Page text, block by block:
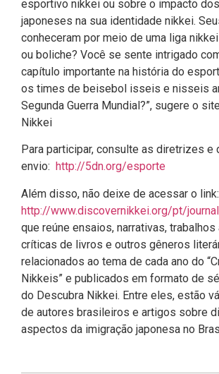
esportivo nikkei ou sobre o impacto
japoneses na sua identidade nikkei.
conheceram por meio de uma liga
ou boliche? Você se sente intrigado
capítulo importante na história do
os times de beisebol isseis e nisseis
Segunda Guerra Mundial?”, sugere o
Nikkei
Para participar, consulte as diretrizes e
envio: http://5dn.org/esporte
Além disso, não deixe de acessar o link:
http://www.discovernikkei.org/pt/
que reúne ensaios, narrativas,
críticas de livros e outros gêneros
relacionados ao tema de cada ano do
Nikkeis” e publicados em formato de
do Descubra Nikkei. Entre eles, estão
de autores brasileiros e artigos sobre
aspectos da imigração japonesa no